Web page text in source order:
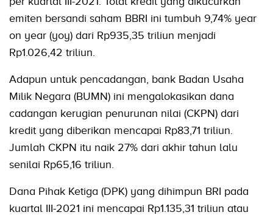
emiten bersandi saham BBRI ini tumbuh 9,74% year
on year (yoy) dari Rp935,35 triliun menjadi
Rp1.026,42 triliun.
Adapun untuk pencadangan, bank Badan Usaha
Milik Negara (BUMN) ini mengalokasikan dana
cadangan kerugian penurunan nilai (CKPN) dari
kredit yang diberikan mencapai Rp83,71 triliun.
Jumlah CKPN itu naik 27% dari akhir tahun lalu
senilai Rp65,16 triliun.
Dana Pihak Ketiga (DPK) yang dihimpun BRI pada
kuartal III-2021 ini mencapai Rp1.135,31 triliun atau